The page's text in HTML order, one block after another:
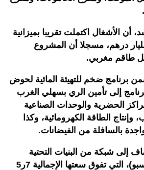
أن الأشغال اكتملت تقريبا بميزانية
حوالي 6ر1 مليار درهم، مسجلا أن المشروع
طاقم مغربي.
برنامج ضخم للتهيئة المائية لحوض
إلى تأمين الري بسهلي الغرب
الحضرية والوحدات الصناعية
وإنتاج الطاقة الكهرومائية، وكذا
بالسافلة من الفيضانات.
إلى شبكة من البنيات التحتية
المائية الحالية (واد سبو)، التي تفوق سعتها الإجمالية 7ر5